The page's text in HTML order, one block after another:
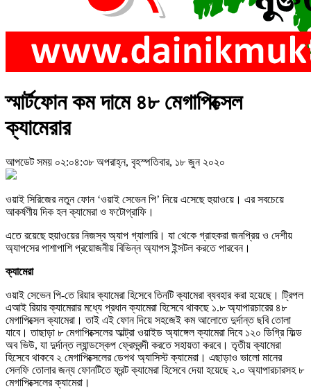
স্মার্টফোন কম দামে ৪৮ মেগাপিক্সেল
ক্যামেরার
আপডেট সময় ০২:০৪:৩৮ অপরাহ্ন, বৃহস্পতিবার, ১৮ জুন ২০২০
ওয়াই সিরিজের নতুন ফোন ‘ওয়াই সেভেন পি’ নিয়ে এসেছে হুয়াওয়ে। এর সবচেয়ে
আকর্ষণীয় দিক হল ক্যামেরা ও ফটোগ্রাফি।
এতে রয়েছে হুয়াওয়ের নিজস্ব অ্যাপ গ্যালারি। যা থেকে গ্রাহকরা জনপ্রিয় ও দেশীয়
অ্যাপসের পাশাপাশি প্রয়োজনীয় বিভিন্ন অ্যাপস ইন্সটল করতে পারবেন।
ক্যামেরা
ওয়াই সেভেন পি-তে রিয়ার ক্যামেরা হিসেবে তিনটি ক্যামেরা ব্যবহার করা হয়েছে। ট্রিপল
এআই রিয়ার ক্যামেরার মধ্যে প্রধান ক্যামেরা হিসেবে থাকছে ১.৮ অ্যাপারচারের ৪৮
মেগাপিক্সেল ক্যামেরা। তাই এই ফোন দিয়ে সহজেই কম আলোতে দুর্দান্ত ছবি তোলা
যাবে। তাছাড়া ৮ মেগাপিক্সেলের আল্ট্রা ওয়াইড অ্যাঙ্গেল ক্যামেরা দিবে ১২০ ডিগ্রি ফিল্ড
অব ভিউ, যা দুর্দান্ত ল্যান্ডস্কেপ ফ্রেমবন্দী করতে সহায়তা করবে। তৃতীয় ক্যামেরা
হিসেবে থাকবে ২ মেগাপিক্সেলের ডেপথ অ্যাসিস্ট ক্যামেরা। এছাড়াও ভালো মানের
সেলফি তোলার জন্য ফোনটিতে ফ্রন্ট ক্যামেরা হিসেবে দেয়া হয়েছে ২.০ অ্যাপারচারসহ ৮
মেগাপিক্সেলের ক্যামেরা।